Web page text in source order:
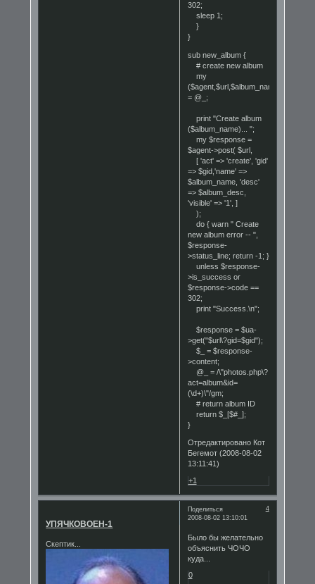
302;
sleep 1;
}
}
sub new_album {
# create new album
my
= @_;
print "Create album
($album_name)... ";
my $response =
$agent->post( $url,
[ 'act' => 'create', 'gid'
=> $gid,'name' =>
$album_name, 'desc'
=> $album_desc,
'visible' => '1', ]
);
do { warn " Create
new album error -- ",
$response-
>status_line; return -1; }
unless $response-
>is_success or
$response->code ==
302;
print "Success.\n";
$response = $ua-
>get("$url\?gid=$gid");
$_ = $response-
>content;
@_ = /\"photos.php\?
act=album&id=
(\d+)\"/gm;
# return album ID
return $_[$#_];
}
Отредактировано Кот
Бегемот (2008-08-02
13:11:41)
+1
Поделиться
4
2008-08-02 13:10:01
УПЯЧКОВОЕН-1
Скептик...
Было бы желательно
объяснить ЧОЧО
куда...
0